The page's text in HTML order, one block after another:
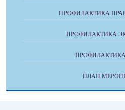
ПРОФИЛАКТИКА
ПРОФИЛАКТИКА
ПРОФИЛАКТИКА
ПЛАН